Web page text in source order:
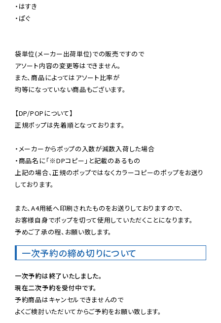
・はすき
・ぱぐ
袋単位(メーカー出荷単位)での販売ですので
アソート内容の変更等はできません。
また、商品によってはアソート比率が
均等になっていない商品もございます。
【DP/POPについて】
正規ポップは先着順となっております。
・メーカーからポップの入数が減数入荷した場合
・商品名に「※DPコピー」と記載のあるもの
上記の場合、正規のポップではなくカラーコピーのポップをお送り
しております。
また、A4用紙へ印刷されたものをお送りしておりますので、
お客様自身でポップを切って使用していただくことになります。
予めご了承の程、お願い致します。
一次予約の締め切りについて
一次予約は終了いたしました。
現在二次予約を受付中です。
予約商品はキャンセルできませんので
よくご検討いただいてからご予約をお願い致します。